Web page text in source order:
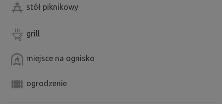
stół piknikowy
grill
miejsce na ognisko
ogrodzenie